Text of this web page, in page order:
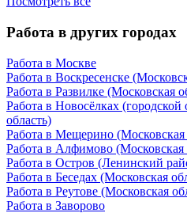
Работа в других городах
Работа в Москве
Работа в Воскресенске
Работа в Развилке (Московская
Работа в Новосёлках
область)
Работа в Мещерино (Московская
Работа в Алфимово (Московская
Работа в Остров (Ленинский
Работа в Беседах (Московская
Работа в Реутове (Московская
Работа в Заворово